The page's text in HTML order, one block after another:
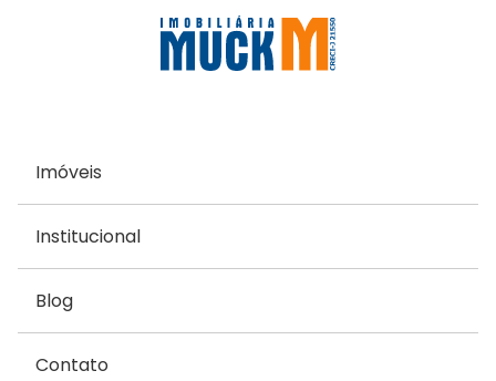
Imóveis
Institucional
Blog
Contato